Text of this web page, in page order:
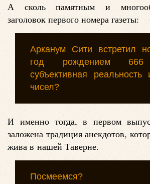
А сколь памятным и
заголовок первого номера газеты:
Арканум Сити встретил
год рождением 666
субъективная реальность
чисел?
И именно тогда, в первом
заложена традиция анекдотов,
жива в нашей Таверне.
Посмеемся?